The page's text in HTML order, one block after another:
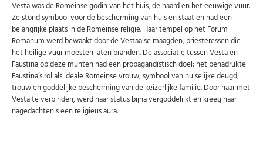
Vesta was de Romeinse godin van het huis, de haard en het eeuwige vuur.
Ze stond symbool voor de bescherming van huis en staat en had een
belangrijke plaats in de Romeinse religie. Haar tempel op het Forum
Romanum werd bewaakt door de Vestaalse maagden, priesteressen die
het heilige vuur moesten laten branden. De associatie tussen Vesta en
Faustina op deze munten had een propagandistisch doel: het benadrukte
Faustina’s rol als ideale Romeinse vrouw, symbool van huiselijke deugd,
trouw en goddelijke bescherming van de keizerlijke familie. Door haar met
Vesta te verbinden, werd haar status bijna vergoddelijkt en kreeg haar
nagedachtenis een religieus aura.